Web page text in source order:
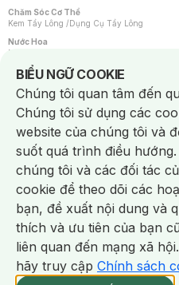
NowFree 2H Giao
Chăm Sóc Cơ Thể
Kem Tẩy Lông /Dụng Cụ Tẩy Lông
Nước Hoa
Nước Hoa Nữ
Chăm Sóc Cá Nhân
Chống Muỗi /Khẩu Trang /Máy Massage/
Sản Phẩm Chăm Sóc Khác /Bàn Chải
Hỗ Trợ Trắng Răng/Kem Đánh Răng /Máy
Tăm / Chỉ Nha Khoa/ Xịt Thơm Miệng /
Khăn Ướt Vệ Sinh Vùng Kín/Băng Vệ Sinh
Máy Cạo Râu
Vấn Đề Về Da
Da Dầu / Lỗ Chân Lông To/ Da Khô / Mất
Da Nhạy Cảm / Kích Ứng
Da Xỉn Màu
Quầng Thâm & Bọng Mắt /Sẹo /Viêm Da
Dụng Cụ / Phụ Kiện Chăm Sóc Da
Bông Tẩy Trang
Khăn Lau Mặt Khô
Dụng Cụ Chăm Sóc Khác
BIỂU NGỮ COOKIE
Notice about cookies usage
Chúng tôi quan tâm đến
Chúng tôi sử dụng các
website của chúng tôi và
suốt quá trình điều
chúng tôi và các đối tác
cookie để theo dõi các
bạn, đề xuất nội dung và
thích và ưu tiên của bạn
liên quan đến mạng xã
hãy truy cập Chính sách